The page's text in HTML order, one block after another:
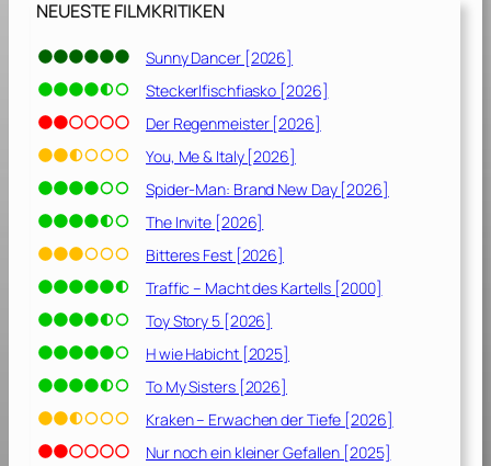
B
r
d
[
0
2
5
]
NEUESTE FILMKRITIKEN
Sunny Dancer [2026]
Steckerlfischfiasko [2026]
Der Regenmeister [2026]
You, Me & Italy [2026]
Spider-Man: Brand New Day [2026]
The Invite [2026]
Bitteres Fest [2026]
Traffic – Macht des Kartells [2000]
Toy Story 5 [2026]
H wie Habicht [2025]
To My Sisters [2026]
Kraken – Erwachen der Tiefe [2026]
Nur noch ein kleiner Gefallen [2025]